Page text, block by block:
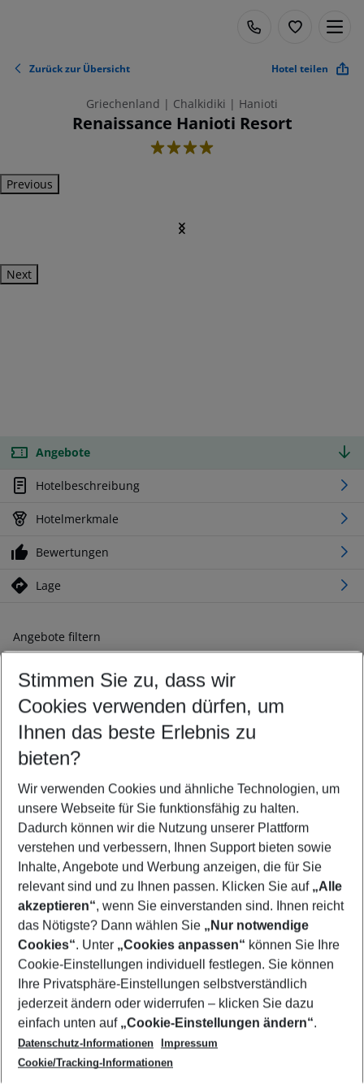
Zurück zur Übersicht Hotel teilen
Griechenland | Chalkidiki | Hanioti
Renaissance Hanioti Resort
4
Previous
Next
Angebote
Hotelbeschreibung
Hotelmerkmale
Bewertungen
Lage
Angebote filtern
Ändern Sie Ihre Kriterien nach Ihren Wünschen
Abflughafen wählen
Beliebiger Abflughafen
Reisezeitraum wählen
09.08.26– 07.08.27 5-8 Nächte
2 Erwachsene Keine Kinder
Mehr Filter anzeigen
Footer
Footer navigation
Über uns
AGB
Cookie-Einstellungen ändern
Cookie-Richtlinie
Datenschutz
Service & Hilfe
Barrierefreies Reisen
Check-in
Folgen Sie uns
Stimmen Sie zu, dass wir
Cookies verwenden dürfen, um
Ihnen das beste Erlebnis zu
bieten?
Wir verwenden Cookies und ähnliche Technologien, um
unsere Webseite für Sie funktionsfähig zu halten.
Dadurch können wir die Nutzung unserer Plattform
verstehen und verbessern, Ihnen Support bieten sowie
Inhalte, Angebote und Werbung anzeigen, die für Sie
relevant sind und zu Ihnen passen. Klicken Sie auf „Alle
akzeptieren“, wenn Sie einverstanden sind. Ihnen reicht
das Nötigste? Dann wählen Sie „Nur notwendige
Cookies“. Unter „Cookies anpassen“ können Sie Ihre
Cookie-Einstellungen individuell festlegen. Sie können
Ihre Privatsphäre-Einstellungen selbstverständlich
jederzeit ändern oder widerrufen – klicken Sie dazu
einfach unten auf „Cookie-Einstellungen ändern“.
Datenschutz-Informationen
Impressum
Cookie/Tracking-Informationen